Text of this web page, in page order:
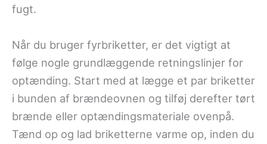
fugt.
Når du bruger fyrbriketter, er det vigtigt at
følge nogle grundlæggende retningslinjer for
optænding. Start med at lægge et par briketter
i bunden af brændeovnen og tilføj derefter tørt
brænde eller optændingsmateriale ovenpå.
Tænd op og lad briketterne varme op, inden du